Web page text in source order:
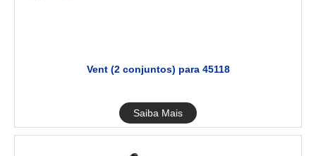
Vent (2 conjuntos) para 45118
Saiba Mais